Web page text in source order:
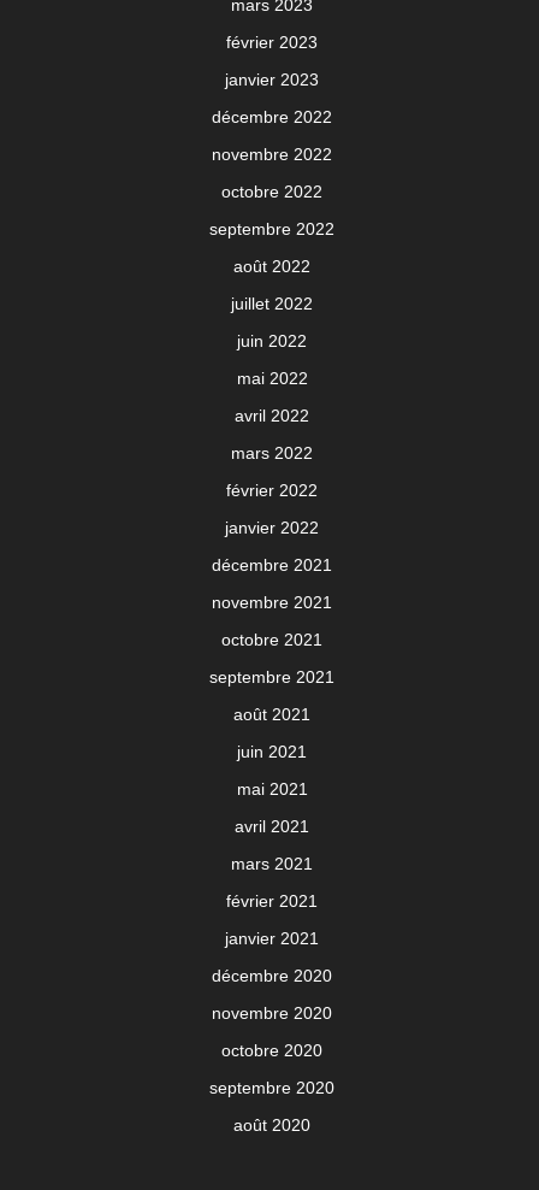
mars 2023
février 2023
janvier 2023
décembre 2022
novembre 2022
octobre 2022
septembre 2022
août 2022
juillet 2022
juin 2022
mai 2022
avril 2022
mars 2022
février 2022
janvier 2022
décembre 2021
novembre 2021
octobre 2021
septembre 2021
août 2021
juin 2021
mai 2021
avril 2021
mars 2021
février 2021
janvier 2021
décembre 2020
novembre 2020
octobre 2020
septembre 2020
août 2020